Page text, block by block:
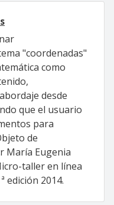
"coordenadas"
como
desde
que el usuario
para
de
María Eugenia
taller en línea
edición 2014.